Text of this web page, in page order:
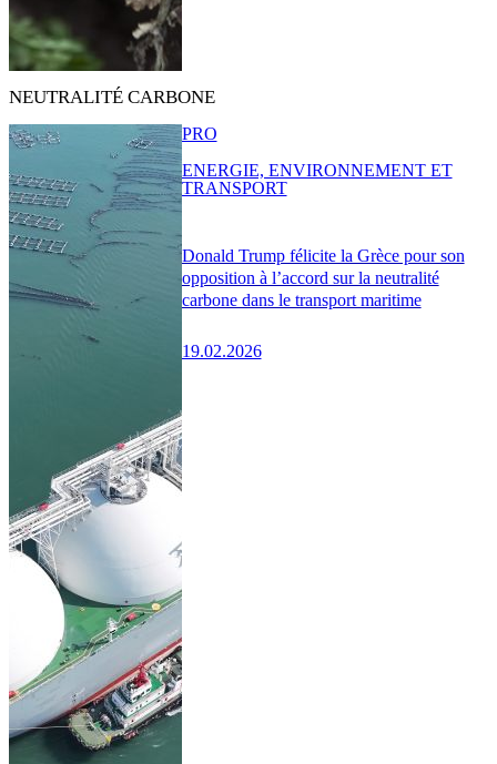
NEUTRALITÉ CARBONE
Donald Trump félicite la Grèce pour son
opposition à l’accord sur la neutralité
carbone dans le transport maritime
19.02.2026
PRO
ENERGIE, ENVIRONNEMENT ET
TRANSPORT